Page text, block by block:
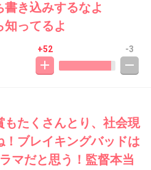
き込みするなよ
ってるよ
+52 -3
もたくさんとり、社会現
ブレイキングバッドは
マだと思う！監督本当